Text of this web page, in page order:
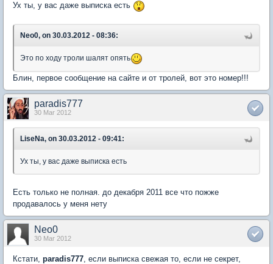
Ух ты, у вас даже выписка есть
Neo0, on 30.03.2012 - 08:36:
Это по ходу троли шалят опять
Блин, первое сообщение на сайте и от тролей, вот это номер!!!
paradis777
30 Mar 2012
LiseNa, on 30.03.2012 - 09:41:
Ух ты, у вас даже выписка есть
Есть только не полная. до декабря 2011 все что пожже
продавалось у меня нету
Neo0
30 Mar 2012
Кстати, paradis777 , если выписка свежая то, если не секрет,